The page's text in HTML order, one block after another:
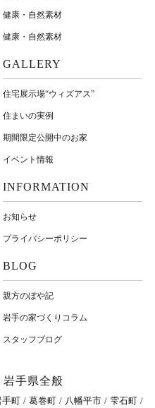
健康・自然素材
健康・自然素材
GALLERY
住宅展示場“ウィズアス”
住まいの実例
期間限定公開中のお家
イベント情報
INFORMATION
お知らせ
プライバシーポリシー
BLOG
親方のぼや記
岩⼿の家づくりコラム
スタッフブログ
手県全般
手町 葛巻町 八幡平市 雫石町